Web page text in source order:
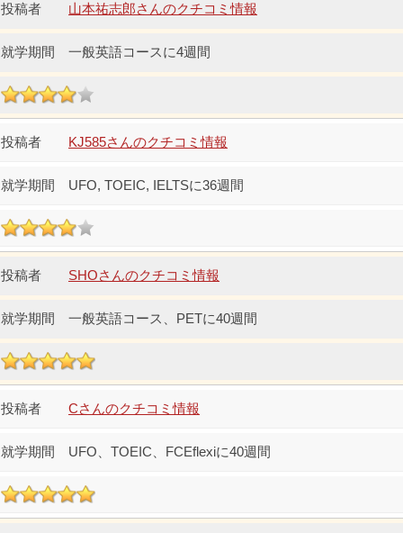
山本祐志郎さんのクチコミ情報
一般英語コースに4週間
KJ585さんのクチコミ情報
UFO, TOEIC, IELTSに36週間
SHOさんのクチコミ情報
一般英語コース、PETに40週間
Cさんのクチコミ情報
UFO、TOEIC、FCEflexiに40週間